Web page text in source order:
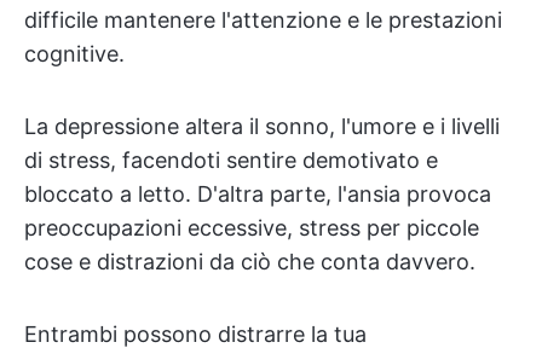
difficile mantenere l'attenzione e le prestazioni
cognitive.
La depressione altera il sonno, l'umore e i livelli
di stress, facendoti sentire demotivato e
bloccato a letto. D'altra parte, l'ansia provoca
preoccupazioni eccessive, stress per piccole
cose e distrazioni da ciò che conta davvero.
Entrambi possono distrarre la tua